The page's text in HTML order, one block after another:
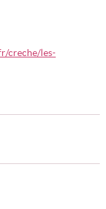
creche/les-